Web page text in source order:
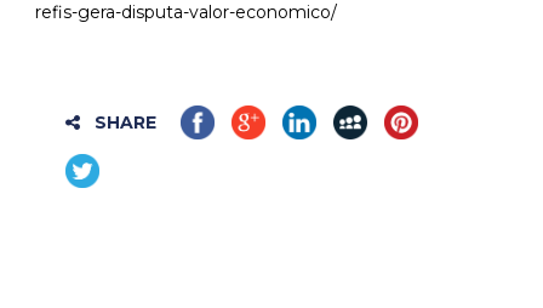
refis-gera-disputa-valor-economico/
SHARE